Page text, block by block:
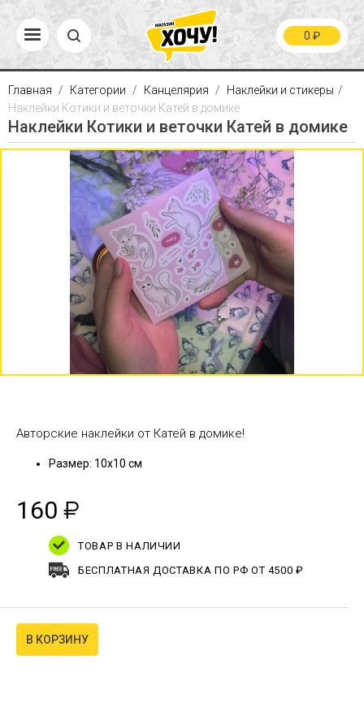
0 ₽
Главная Категории Канцелярия
Наклейки и стикеры
Наклейки Котики и веточки Катей в домике
Наклейки Котики и веточки Катей в домике
Авторские наклейки от Катей в домике!
Размер: 10х10 см
160 ₽
ТОВАР В НАЛИЧИИ
БЕСПЛАТНАЯ ДОСТАВКА ПО РФ ОТ 4500 ₽
В КОРЗИНУ